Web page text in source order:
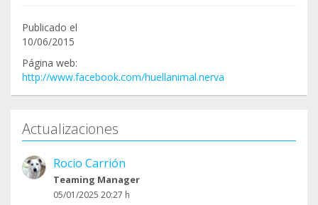
Publicado el
10/06/2015
Página web:
http://www.facebook.com/huellanimal.nerva
Actualizaciones
Rocio Carrión
Teaming Manager
05/01/2025 20:27 h